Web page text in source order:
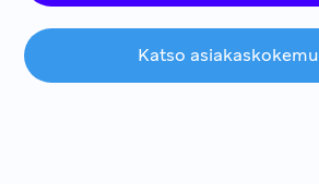
Katso